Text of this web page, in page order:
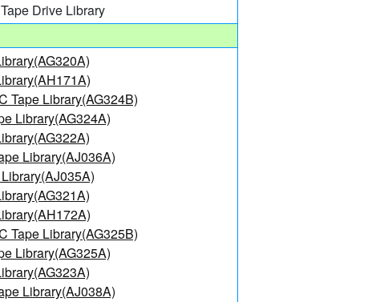
Drive Library
Tape Library(AG324B)
Library(AG324A)
Library(AJ036A)
Tape Library(AG325B)
Library(AG325A)
Library(AJ038A)